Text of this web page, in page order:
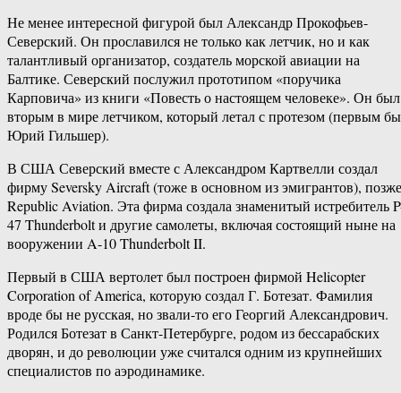
Не менее интересной фигурой был Александр Прокофьев-
Северский. Он прославился не только как летчик, но и как
талантливый организатор, создатель морской авиации на
Балтике. Северский послужил прототипом «поручика
Карповича» из книги «Повесть о настоящем человеке». Он был
вторым в мире летчиком, который летал с протезом (первым
Юрий Гильшер).
В США Северский вместе с Александром Картвелли создал
фирму Seversky Aircraft (тоже в основном из эмигрантов), позже
Republic Aviation. Эта фирма создала знаменитый истребитель
47 Thunderbolt и другие самолеты, включая состоящий ныне на
вооружении A-10 Thunderbolt II.
Первый в США вертолет был построен фирмой Helicopter
Corporation of America, которую создал Г. Ботезат. Фамилия
вроде бы не русская, но звали-то его Георгий Александрович.
Родился Ботезат в Санкт-Петербурге, родом из бессарабских
дворян, и до революции уже считался одним из крупнейших
специалистов по аэродинамике.